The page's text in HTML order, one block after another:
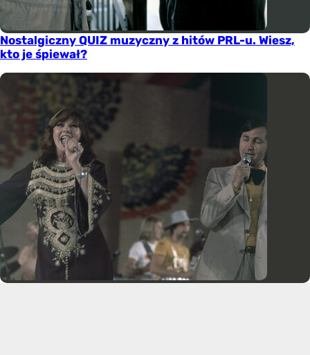
Nostalgiczny QUIZ muzyczny z hitów PRL-u. Wiesz,
kto je śpiewał?